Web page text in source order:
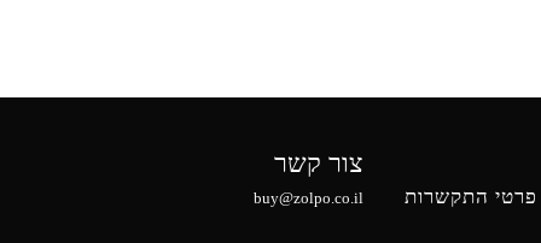
פרטי התקשרות
צור קשר
buy@zolpo.co.il